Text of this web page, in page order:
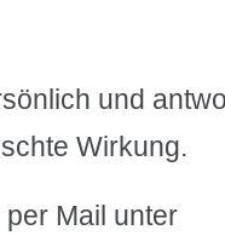
und
Wirkung.
Mail unter